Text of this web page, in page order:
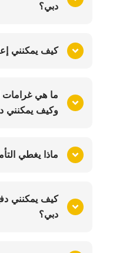
دبي؟
كيف يمكنني
ما هي غرامات
وكيف يمكنني
ماذا يغطي
كيف يمكنني
دبي؟